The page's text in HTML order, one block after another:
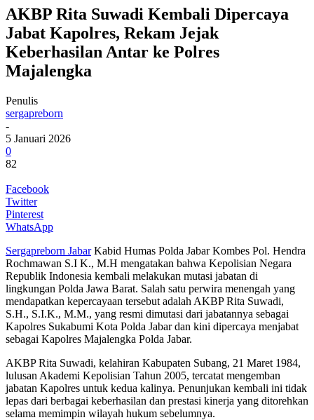
AKBP Rita Suwadi Kembali Dipercaya
Jabat Kapolres, Rekam Jejak
Keberhasilan Antar ke Polres
Majalengka
Penulis
sergapreborn
-
5 Januari 2026
0
82
Facebook
Twitter
Pinterest
WhatsApp
Sergapreborn JabarKabid Humas Polda Jabar Kombes Pol. Hendra
Rochmawan S.I K., M.H mengatakan bahwa Kepolisian Negara
Republik Indonesia kembali melakukan mutasi jabatan di
lingkungan Polda Jawa Barat. Salah satu perwira menengah yang
mendapatkan kepercayaan tersebut adalah AKBP Rita Suwadi,
S.H., S.I.K., M.M., yang resmi dimutasi dari jabatannya sebagai
Kapolres Sukabumi Kota Polda Jabar dan kini dipercaya menjabat
sebagai Kapolres Majalengka Polda Jabar.
AKBP Rita Suwadi, kelahiran Kabupaten Subang, 21 Maret 1984,
lulusan Akademi Kepolisian Tahun 2005, tercatat mengemban
jabatan Kapolres untuk kedua kalinya. Penunjukan kembali ini tidak
lepas dari berbagai keberhasilan dan prestasi kinerja yang ditorehkan
selama memimpin wilayah hukum sebelumnya.